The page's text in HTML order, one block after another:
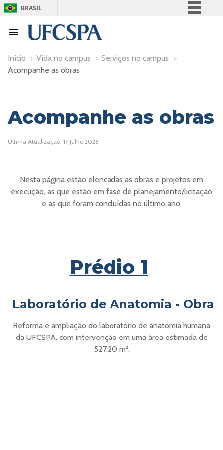
BRASIL
Participe
Início > Vida no campus > Serviços no campus >
Acompanhe as obras
Acompanhe as obras
Última Atualização: 17 Julho 2026
Nesta página estão elencadas as obras e projetos em
execução, as que estão em fase de planejamento/licitação
e as que foram concluídas no último ano.
Prédio 1
Laboratório de Anatomia - Obra
Reforma e ampliação do laboratório de anatomia humana
da UFCSPA, com intervenção em uma área estimada de
527,20 m².